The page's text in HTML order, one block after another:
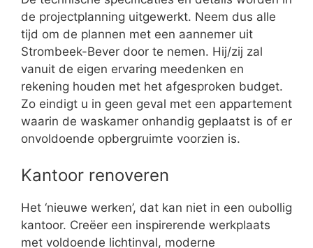
de projectplanning uitgewerkt. Neem dus alle
tijd om de plannen met een aannemer uit
Strombeek-Bever door te nemen. Hij/zij zal
vanuit de eigen ervaring meedenken en
rekening houden met het afgesproken budget.
Zo eindigt u in geen geval met een appartement
waarin de waskamer onhandig geplaatst is of er
onvoldoende opbergruimte voorzien is.
Kantoor renoveren
Het ‘nieuwe werken’, dat kan niet in een oubollig
kantoor. Creëer een inspirerende werkplaats
met voldoende lichtinval, moderne